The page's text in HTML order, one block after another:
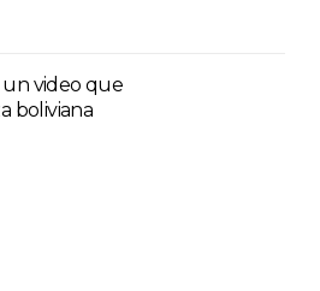
video que
boliviana